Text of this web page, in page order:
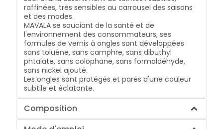
raffinées, très sensibles au carrousel des saisons
et des modes.
MAVALA se souciant de la santé et de
l'environnement des consommateurs, ses
formules de vernis à ongles sont développées
sans toluène, sans camphre, sans dibuthyl
phtalate, sans colophane, sans formaldéhyde,
sans nickel ajouté.
Les ongles sont protégés et parés d'une couleur
subtile et éclatante.
Composition